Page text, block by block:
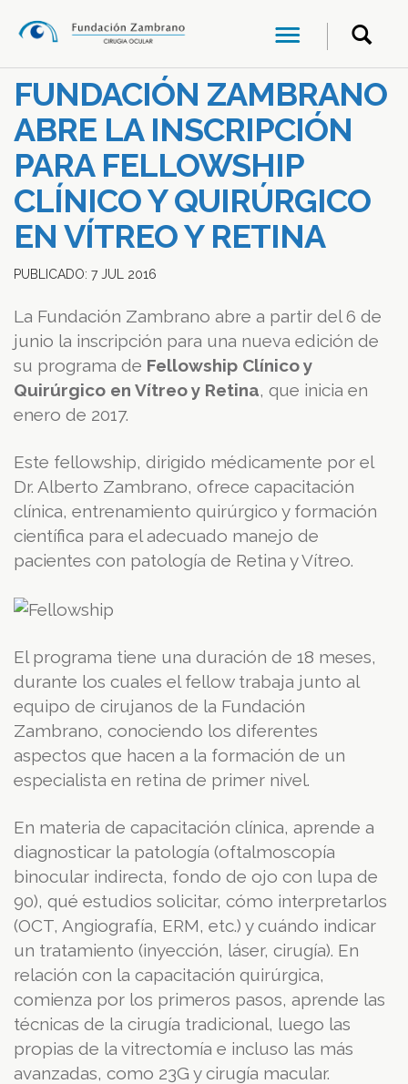
FUNDACIÓN ZAMBRANO
ABRE LA INSCRIPCIÓN
PARA FELLOWSHIP
CLÍNICO Y QUIRÚRGICO
EN VÍTREO Y RETINA
PUBLICADO: 7 JUL 2016
La Fundación Zambrano abre a partir del 6 de
junio la inscripción para una nueva edición de
su programa de Fellowship Clínico y
Quirúrgico en Vítreo y Retina, que inicia en
enero de 2017.
Este fellowship, dirigido médicamente por el
Dr. Alberto Zambrano, ofrece capacitación
clínica, entrenamiento quirúrgico y formación
científica para el adecuado manejo de
pacientes con patología de Retina y Vítreo.
El programa tiene una duración de 18 meses,
durante los cuales el fellow trabaja junto al
equipo de cirujanos de la Fundación
Zambrano, conociendo los diferentes
aspectos que hacen a la formación de un
especialista en retina de primer nivel.
En materia de capacitación clínica, aprende a
diagnosticar la patología (oftalmoscopía
binocular indirecta, fondo de ojo con lupa de
90), qué estudios solicitar, cómo interpretarlos
(OCT, Angiografía, ERM, etc.) y cuándo indicar
un tratamiento (inyección, láser, cirugía). En
relación con la capacitación quirúrgica,
comienza por los primeros pasos, aprende las
técnicas de la cirugía tradicional, luego las
propias de la vitrectomía e incluso las más
avanzadas, como 23G y cirugía macular.